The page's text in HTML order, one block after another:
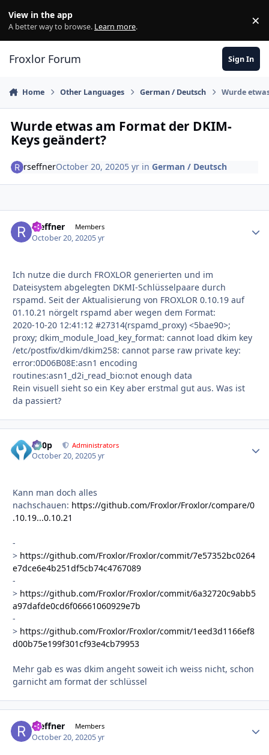
View in the app
A better way to browse. Learn more. ×
Froxlor Forum Sign In
Home Other Languages German / Deutsch Wurde
Wurde etwas am Format der DKIM-
Keys geändert?
rseffnerOctober 20, 20205 yr inGerman / Deutsch
rseffner Members
October 20, 20205 yr
Ich nutze die durch FROXLOR generierten und im
Dateisystem abgelegten DKMI-Schlüsselpaare durch
rspamd. Seit der Aktualisierung von FROXLOR 0.10.19 auf
01.10.21 nörgelt rspamd aber wegen dem Format:
2020-10-20 12:41:12 #27314(rspamd_proxy) <5bae90>;
proxy; dkim_module_load_key_format: cannot load dkim key
/etc/postfix/dkim/dkim258: cannot parse raw private key:
error:0D06B08E:asn1 encoding
routines:asn1_d2i_read_bio:not enough data
Rein visuell sieht so ein Key aber erstmal gut aus. Was ist
da passiert?
d00p Administrators
October 20, 20205 yr
Kann man doch alles
nachschauen: https://github.com/Froxlor/Froxlor/compare/0
.10.19...0.10.21
-
> https://github.com/Froxlor/Froxlor/commit/7e57352bc0264
e7dce6e4b251df5cb74c4767089
-
> https://github.com/Froxlor/Froxlor/commit/6a32720c9abb5
a97dafde0cd6f06661060929e7b
-
> https://github.com/Froxlor/Froxlor/commit/1eed3d1166ef8
d00b75e199f301cf93e4cb79953
Mehr gab es was dkim angeht soweit ich weiss nicht, schon
garnicht am format der schlüssel
rseffner Members
October 20, 20205 yr